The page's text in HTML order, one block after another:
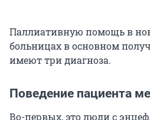
Паллиативную помощь в
больницах в основном
имеют три диагноза.
Поведение пациента
Во-первых, это люди с